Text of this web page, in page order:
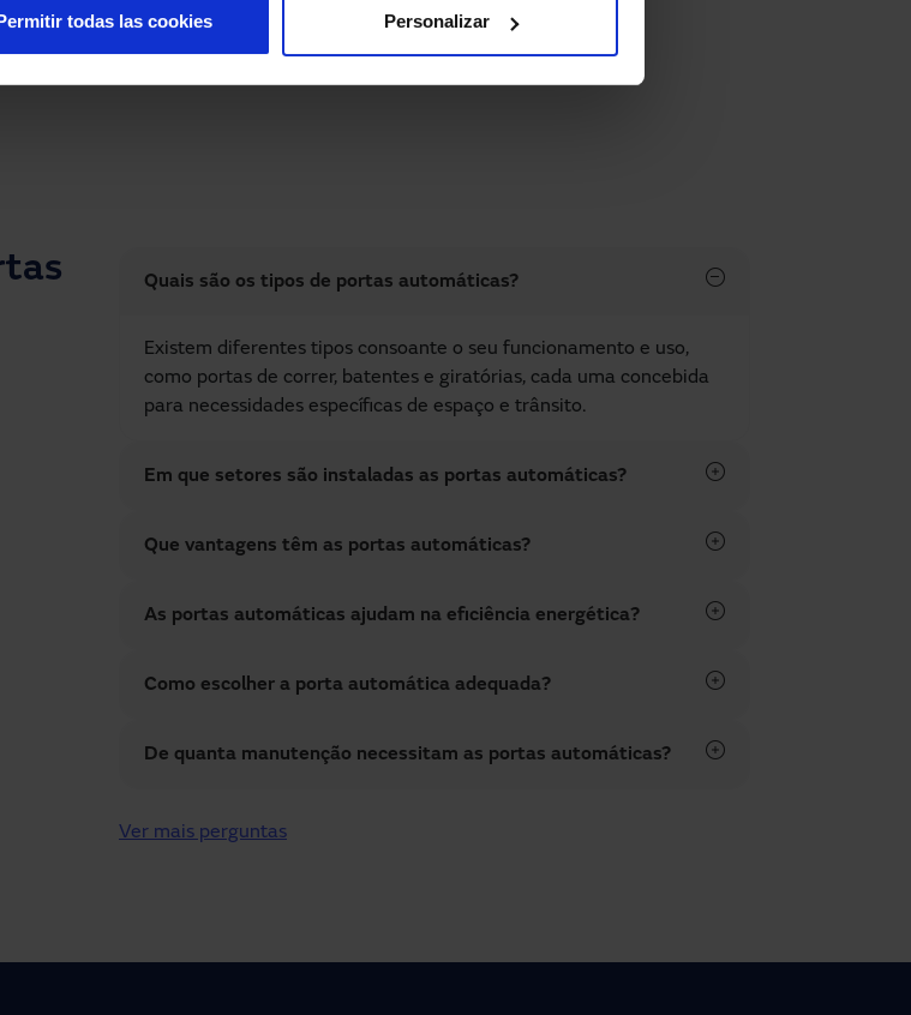
Personalizar
todas las cookies
desempenho.
Quais são os tipos de portas automáticas?
Existem diferentes tipos consoante o seu funcionamento e uso,
como portas de correr, batentes e giratórias, cada uma concebida
para necessidades específicas de espaço e trânsito.
Em que setores são instaladas as portas automáticas?
Que vantagens têm as portas automáticas?
As portas automáticas ajudam na eficiência energética?
Como escolher a porta automática adequada?
De quanta manutenção necessitam as portas automáticas?
Ver mais perguntas